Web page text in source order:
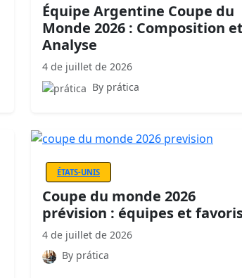
Équipe Argentine Coupe du
Monde 2026 : Composition et
Analyse
4 de juillet de 2026
By prática
ÉTATS-UNIS
Coupe du monde 2026
prévision : équipes et
4 de juillet de 2026
By prática